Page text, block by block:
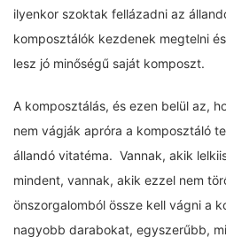
ilyenkor szoktak fellázadni az
komposztálók kezdenek megtelni
lesz jó minőségű saját komposzt.
A komposztálás, és ezen belül az,
nem vágják apróra a komposztáló
állandó vitatéma. Vannak, akik
mindent, vannak, akik ezzel nem
önszorgalomból össze kell vágni a
nagyobb darabokat, egyszerűbb,